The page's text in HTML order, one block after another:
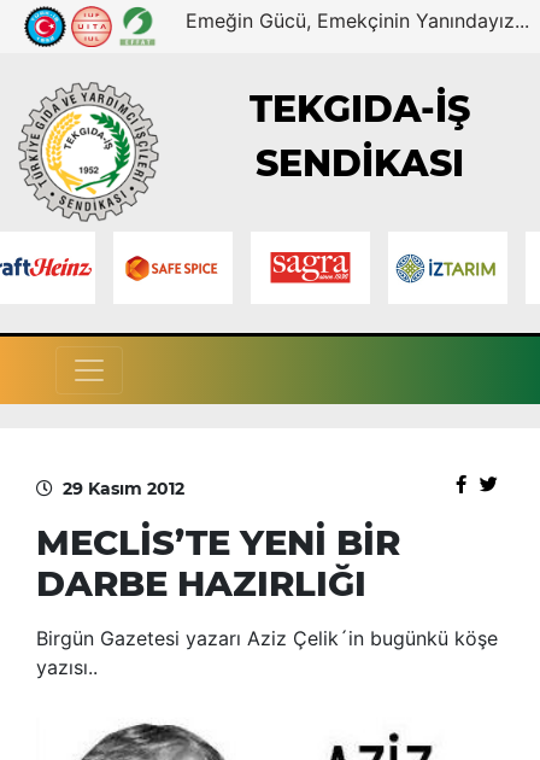
Emeğin Gücü, Emekçinin Yanındayız...
TEKGIDA-İŞ
SENDİKASI
29 Kasım 2012
MECLİS’TE YENİ BİR
DARBE HAZIRLIĞI
Birgün Gazetesi yazarı Aziz Çelik´in bugünkü köşe
yazısı..